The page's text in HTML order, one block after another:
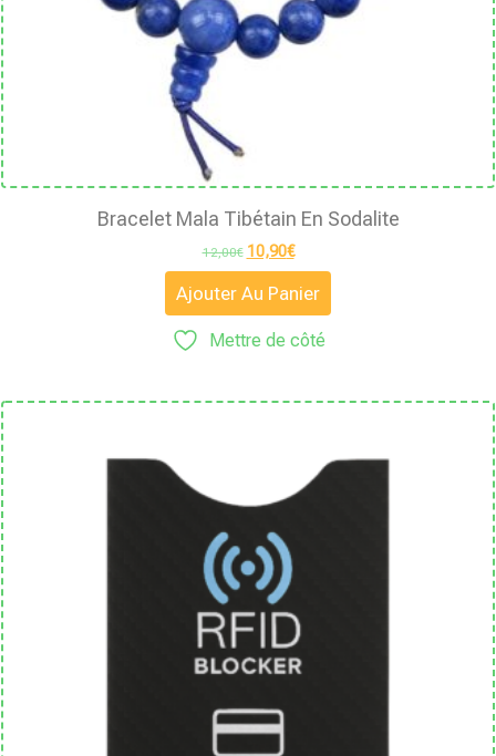
Bracelet Mala Tibétain En Sodalite
12,00€ 10,90€
Ajouter Au Panier
Mettre de côté